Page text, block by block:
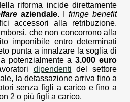
riforma incide direttamente
aziendale. I fringe benefit
accessori alla retribuzione,
che non concorrono alla
imponibile entro determinati
punta a innalzare la soglia di
potenzialmente a3.000 euro
dipendenti del settore
la detassazione arriva fino a
senza figli a carico e fino a
2 o più figli a carico.